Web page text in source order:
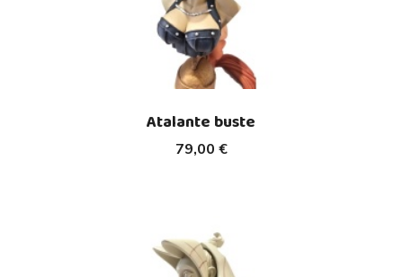
79,00 €
Atalante buste